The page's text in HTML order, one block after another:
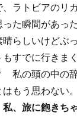
ラトビアのリ
た瞬間があっ
らしいけどぶ
すでに行きま
私の頭の中
もう思わない
私、旅に飽きち